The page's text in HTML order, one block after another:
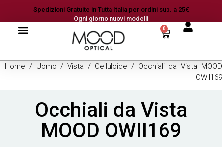
Spedizioni Gratuite in Tutta Italia per ordini sup. a 25€
Ogni giorno nuovi modelli
0
Home / Uomo / Vista / Celluloide / Occhiali da Vista MOOD
OWII169
Occhiali da Vista
MOOD OWII169